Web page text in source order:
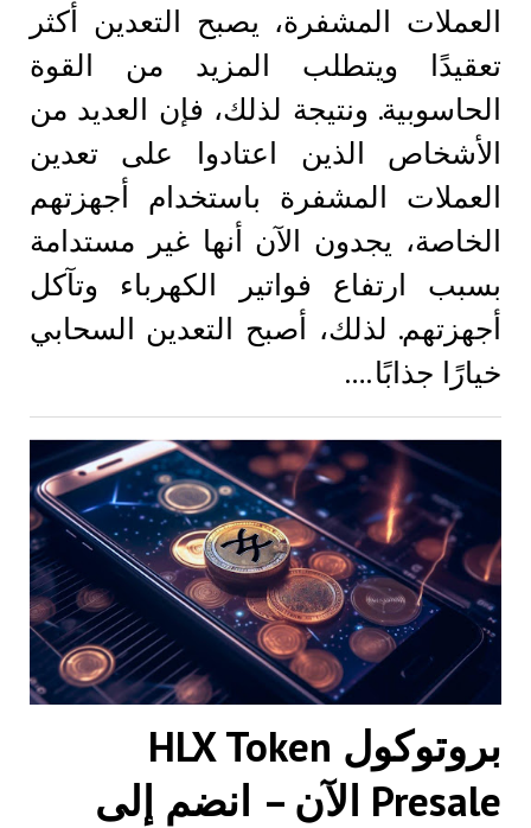
العملات المشفرة، يصبح التعدين أكثر
تعقيدًا ويتطلب المزيد من القوة
الحاسوبية. ونتيجة لذلك، فإن العديد من
الأشخاص الذين اعتادوا على تعدين
العملات المشفرة باستخدام أجهزتهم
الخاصة، يجدون الآن أنها غير مستدامة
بسبب ارتفاع فواتير الكهرباء وتآكل
أجهزتهم. لذلك، أصبح التعدين السحابي
خيارًا جذابًا.…
بروتوكول HLX Token
Presale الآن – انضم إلى